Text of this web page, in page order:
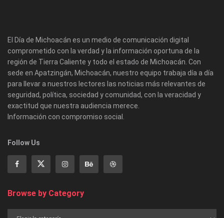
El Día de Michoacán es un medio de comunicación digital
comprometido con la verdad y la información oportuna de la
región de Tierra Caliente y todo el estado de Michoacán. Con
sede en Apatzingán, Michoacán, nuestro equipo trabaja día a día
para llevar a nuestros lectores las noticias más relevantes de
seguridad, política, sociedad y comunidad, con la veracidad y
exactitud que nuestra audiencia merece.
Información con compromiso social.
Follow Us
Browse by Category